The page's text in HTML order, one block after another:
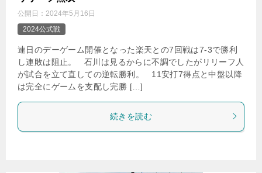
公開日： 2024年5月16日
2024公式戦
連日のデーゲーム開催となった楽天との7回戦は7-3で勝利
し連敗は阻止。 石川は見るからに不調でしたがリリーフ人
が試合を立て直しての逆転勝利。 11安打7得点と中盤以降
は完全にゲームを支配し完勝 […]
続きを読む